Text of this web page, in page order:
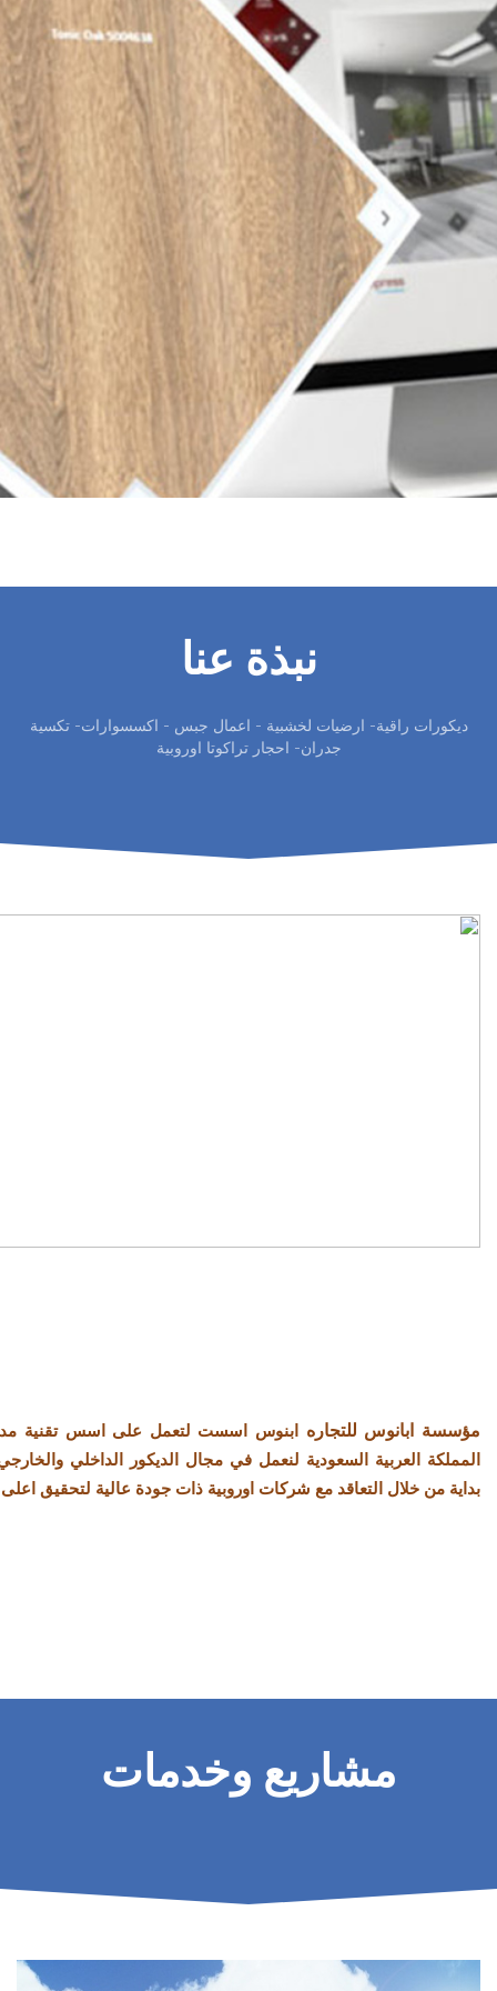
نبذة عنا
ديكورات راقية- ارضيات لخشبية - اعمال جبس - اكسسوارات- تكسية
جدران- احجار تراكوتا اوروبية
مؤسسة ابانوس للتجاره
ابنوس اسست لتعمل على اسس تقنية
المملكة العربية السعودية لنعمل في مجال الديكور الداخلي
بداية من خلال التعاقد مع شركات اوروبية ذات جودة عالية لتحقيق اعلى
مشاريع وخدمات